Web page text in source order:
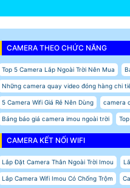
CAMERA THEO CHỨC NĂNG
Top 5 Camera Lắp Ngoài Trời Nên Mua
Những camera quay video đóng hàng chi
5 Camera Wifi Giá Rẻ Nên Dùng camera
Bảng báo giá camera imou ngoài trời
CAMERA KẾT NỐI WIFI
Lắp Đặt Camera Thân Ngoài Trời Imou
Lắp Camera Wifi Imou Có Chống Trộm